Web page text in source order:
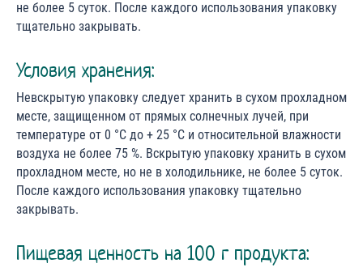
не более 5 суток. После каждого использования упаковку
тщательно закрывать.
Условия хранения:
Невскрытую упаковку следует хранить в сухом прохладном
месте, защищенном от прямых солнечных лучей, при
температуре от 0 °С до + 25 °С и относительной влажности
воздуха не более 75 %. Вскрытую упаковку хранить в сухом
прохладном месте, но не в холодильнике, не более 5 суток.
После каждого использования упаковку тщательно
закрывать.
Пищевая ценность на 100 г продукта: